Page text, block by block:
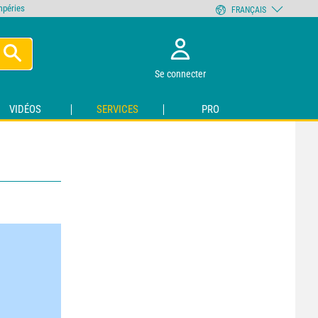
Se connecter
VIDÉOS SERVICES PRO
FRANÇAIS